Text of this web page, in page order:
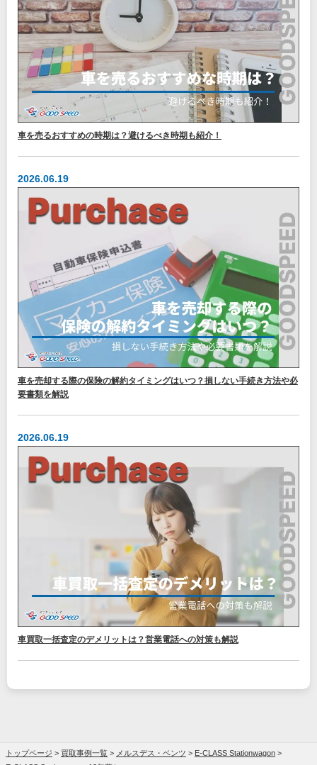
車を売るおすすめの時期は？避けるべき時期も紹介！
2026.06.19
車を売却する際の保険の解約タイミングはいつ？損しない手続き方法や必
要書類を解説
2026.06.19
車買取一括査定のデメリットは？営業電話への対策も解説
トップページ > 買取事例一覧 > メルスデス・ベンツ > E-CLASS Stationwagon >